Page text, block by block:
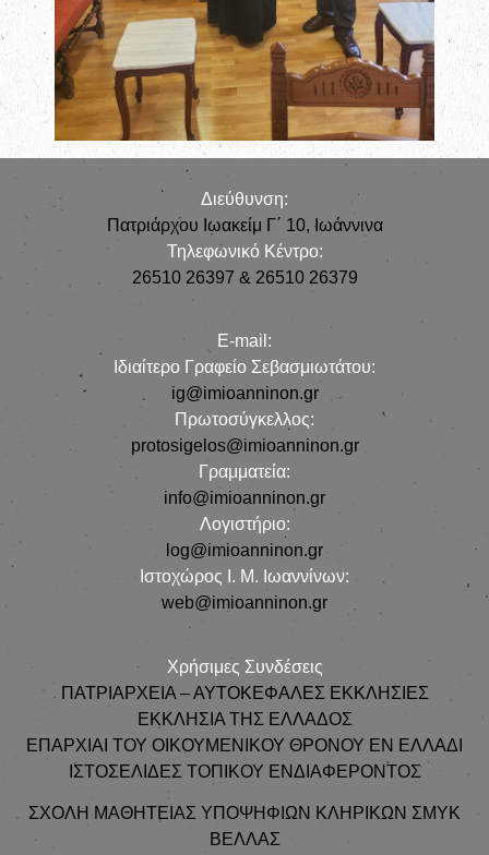
Διεύθυνση:
Πατριάρχου Ιωακείμ Γ΄ 10, Iωάννινα
Τηλεφωνικό Κέντρο:
26510 26397 & 26510 26379
E-mail:
Iδιαίτερο Γραφείο Σεβασμιωτάτου:
ig@imioanninon.gr
Πρωτοσύγκελλος:
protosigelos@imioanninon.gr
Γραμματεία:
info@imioanninon.gr
Λογιστήριο:
log@imioanninon.gr
Ιστοχώρος Ι. Μ. Ιωαννίνων:
web@imioanninon.gr
Χρήσιμες Συνδέσεις
ΠΑΤΡΙΑΡΧΕΙΑ – ΑΥΤΟΚΕΦΑΛΕΣ ΕΚΚΛΗΣΙΕΣ
ΕΚΚΛΗΣΙΑ ΤΗΣ ΕΛΛΑΔΟΣ
ΕΠΑΡΧΙΑΙ ΤΟΥ ΟΙΚΟΥΜΕΝΙΚΟΥ ΘΡΟΝΟΥ ΕΝ ΕΛΛΑΔΙ
ΙΣΤΟΣΕΛΙΔΕΣ ΤΟΠΙΚΟΥ ΕΝΔΙΑΦΕΡΟΝΤΟΣ
ΣΧΟΛΗ ΜΑΘΗΤΕΙΑΣ ΥΠΟΨΗΦΙΩΝ ΚΛΗΡΙΚΩΝ ΣΜΥΚ
ΒΕΛΛΑΣ